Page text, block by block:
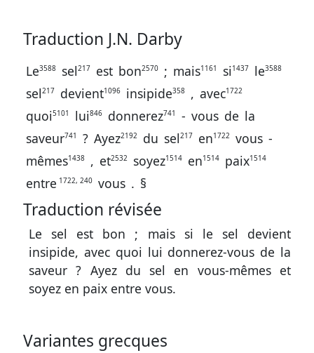
Traduction J.N. Darby
Le3588 sel217 est bon2570 ; mais1161 si 1437 le3588
sel217 devient1096 insipide358 , avec1722
quoi5101 lui846 donnerez741 - vous de la
saveur741 ? Ayez2192 du sel217 en1722 vous -
mêmes1438 , et2532 soyez1514 en1514 paix1514
entre 1722, 240 vous . §
Traduction révisée
Le sel est bon ; mais si le sel devient
insipide, avec quoi lui donnerez-vous de la
saveur ? Ayez du sel en vous-mêmes et
soyez en paix entre vous.
Variantes grecques